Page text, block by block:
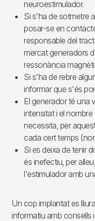
neuroestimulador.
Si s'ha de sotmetre
posar-se en
responsable del
mercat generadors
ressonància
Si s'ha de rebre
informar que s'és
El generador té una
intensitat i el
necessita, per
cada cert temps
Si es deixa de tenir
és inefectiu, per
l'estimulador amb
Un cop implantat es
informatiu amb consells